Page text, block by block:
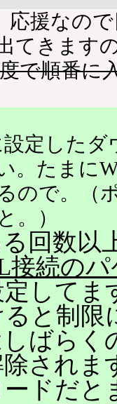
応援なの
てきます
で順番に
設定したダ
。たまに
ので。（
。）
回数以
接続の
してま
と制限
ばらく
されま
ドだと